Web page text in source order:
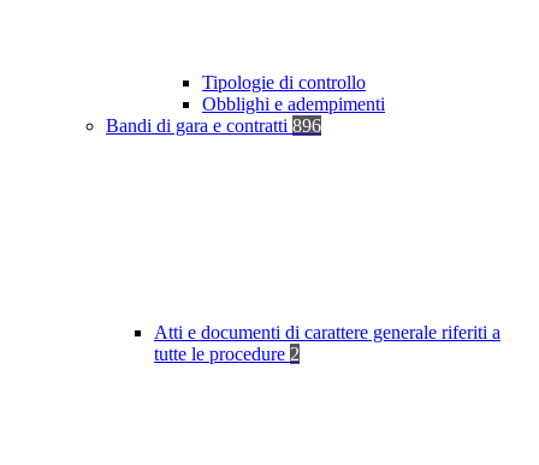
Tipologie di controllo
Obblighi e adempimenti
Bandi di gara e contratti 896
Atti e documenti di carattere generale riferiti a
tutte le procedure 2